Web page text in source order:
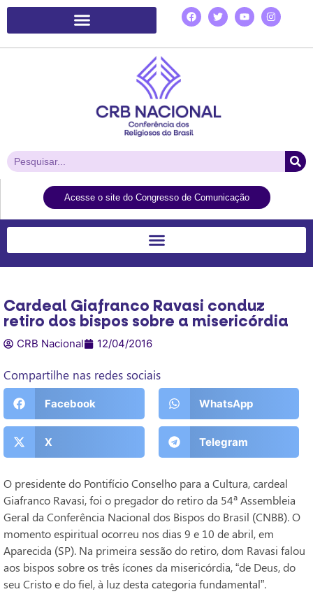
Acesse o site do Congresso de Comunicação
Cardeal Giafranco Ravasi conduz
retiro dos bispos sobre a misericórdia
CRB Nacional 12/04/2016
Compartilhe nas redes sociais
Facebook WhatsApp
X Telegram
O presidente do Pontifício Conselho para a Cultura, cardeal
Giafranco Ravasi, foi o pregador do retiro da 54ª Assembleia
Geral da Conferência Nacional dos Bispos do Brasil (CNBB). O
momento espiritual ocorreu nos dias 9 e 10 de abril, em
Aparecida (SP). Na primeira sessão do retiro, dom Ravasi falou
aos bispos sobre os três ícones da misericórdia, “de Deus, do
seu Cristo e do fiel, à luz desta categoria fundamental”.